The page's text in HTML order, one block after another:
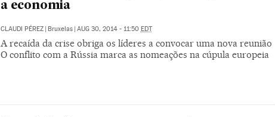
a economia
CLAUDI PÉREZ | Bruxelas | AUG 30, 2014 - 11:50 EDT
A recaída da crise obriga os líderes a convocar uma nova reunião
O conflito com a Rússia marca as nomeações na cúpula europeia